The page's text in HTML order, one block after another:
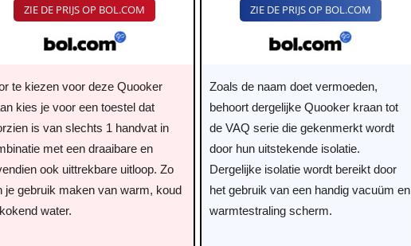
ZIE DE PRIJS OP BOL.COM
te kiezen voor deze Quooker
kies je voor een toestel dat
is van slechts 1 handvat in
met een draaibare en
ook uittrekbare uitloop. Zo
je gebruik maken van warm, koud
water.
ZIE DE PRIJS OP BOL.COM
Zoals de naam doet vermoeden,
behoort dergelijke Quooker kraan tot
de VAQ serie die gekenmerkt wordt
door hun uitstekende isolatie.
Dergelijke isolatie wordt bereikt door
het gebruik van een handig vacuüm en
warmtestraling scherm.